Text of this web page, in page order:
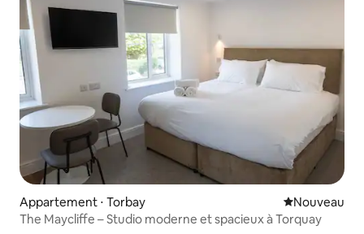
Appartement ⋅ Torbay Nouvel
Nouveau
The Maycliffe – Studio moderne et spacieux à Torquay